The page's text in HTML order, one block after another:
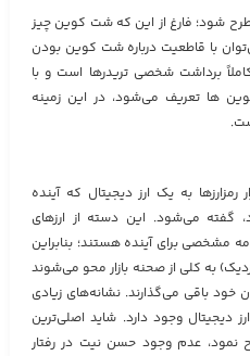
شود؛ فارغ از این که شت کوین چیز
با قاطعیت درباره شت کوین بودن
برداشت شخصی تریدرها است و با
ها تعریف می‌شود، در این زمینه
به یک ارز دیجیتال که آینده
گفته می‌شود. این دسته از ارزهای
مشخصی برای آینده هستند؛ بنابراین
به کلی از صحنه بازار محو می‌شوند
باقی می‌گذارند. نشانه‌های زیادی
وجود دارد. شاید اصلی‌ترین
نمود، عدم وجود حسن نیت در رفتار